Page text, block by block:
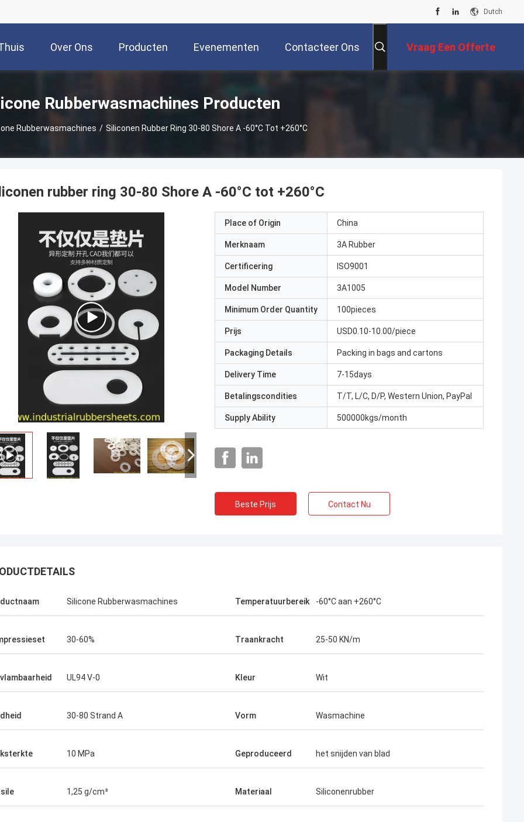
Dutch
Over Ons Producten Evenementen Contacteer Ons Vraag Een Offerte
Rubberwasmachines Producten
Rubberwasmachines / Siliconen Rubber Ring 30-80 Shore A -60°C Tot +260°C
rubber ring 30-80 Shore A -60°C tot +260°C
Place of Origin China
Merknaam 3A Rubber
Certificering ISO9001
Model Number 3A1005
Minimum Order Quantity 100pieces
Prijs USD0.10-10.00/piece
Packaging Details Packing in bags and cartons
Delivery Time 7-15days
Betalingscondities T/T, L/C, D/P, Western Union, PayPal
Supply Ability 500000kgs/month
Beste Prijs Contact Nu
Silicone Rubberwasmachines Temperatuurbereik -60°C aan +260°C
30-60% Traankracht 25-50 KN/m
UL94 V-0 Kleur Wit
30-80 Strand A Vorm Wasmachine
10 MPa Geproduceerd het snijden van blad
1,25 g/cm³ Materiaal Siliconenrubber